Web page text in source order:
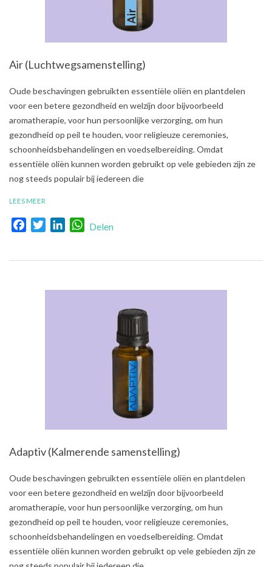
Air (Luchtwegsamenstelling)
2021-
Oude beschavingen gebruikten essentiële oliën en plantdelen
voor een betere gezondheid en welzijn door bijvoorbeeld
aromatherapie, voor hun persoonlijke verzorging, om hun
gezondheid op peil te houden, voor religieuze ceremonies,
schoonheidsbehandelingen en voedselbereiding. Omdat
essentiële oliën kunnen worden gebruikt op vele gebieden zijn ze
nog steeds populair bij iedereen die
LEES MEER
FacebookTwitterLinkedInWhatsApp
Delen
Adaptiv (Kalmerende samenstelling)
2021-
Oude beschavingen gebruikten essentiële oliën en plantdelen
voor een betere gezondheid en welzijn door bijvoorbeeld
aromatherapie, voor hun persoonlijke verzorging, om hun
gezondheid op peil te houden, voor religieuze ceremonies,
schoonheidsbehandelingen en voedselbereiding. Omdat
essentiële oliën kunnen worden gebruikt op vele gebieden zijn ze